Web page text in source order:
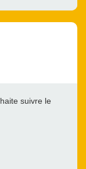
suivre le